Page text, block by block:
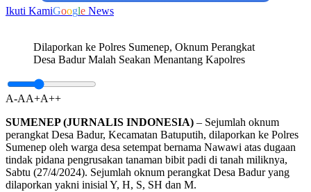
Ikuti KamiGoogle News
Dilaporkan ke Polres Sumenep, Oknum Perangkat
Desa Badur Malah Seakan Menantang Kapolres
A-AA+A++
SUMENEP (JURNALIS INDONESIA) – Sejumlah oknum
perangkat Desa Badur, Kecamatan Batuputih, dilaporkan ke Polres
Sumenep oleh warga desa setempat bernama Nawawi atas dugaan
tindak pidana pengrusakan tanaman bibit padi di tanah miliknya,
Sabtu (27/4/2024). Sejumlah oknum perangkat Desa Badur yang
dilaporkan yakni inisial Y, H, S, SH dan M.